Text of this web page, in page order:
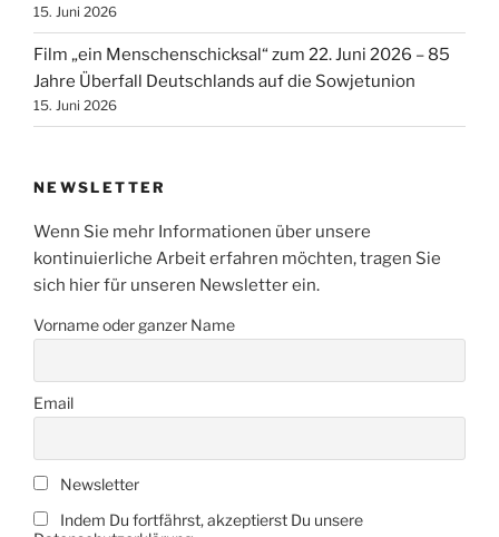
15. Juni 2026
Film „ein Menschenschicksal“ zum 22. Juni 2026 – 85
Jahre Überfall Deutschlands auf die Sowjetunion
15. Juni 2026
NEWSLETTER
Wenn Sie mehr Informationen über unsere
kontinuierliche Arbeit erfahren möchten, tragen Sie
sich hier für unseren Newsletter ein.
Vorname oder ganzer Name
Email
Newsletter
Indem Du fortfährst, akzeptierst Du unsere